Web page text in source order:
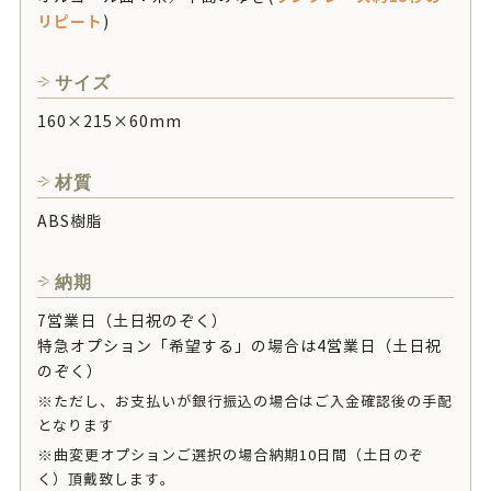
リピート )
サイズ
160×215×60mm
材質
ABS樹脂
納期
7営業日（土日祝のぞく）
特急オプション「希望する」の場合は4営業日（土日祝
のぞく）
※ただし、お支払いが銀行振込の場合はご入金確認後の手配
となります
※曲変更オプションご選択の場合納期10日間（土日のぞ
く）頂戴致します。